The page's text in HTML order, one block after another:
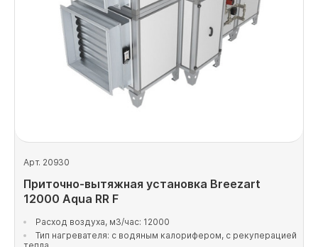
Арт. 20930
Приточно-вытяжная установка Breezart
12000 Aqua RR F
Расход воздуха, м3/час: 12000
Тип нагревателя: с водяным калорифером, с рекуперацией